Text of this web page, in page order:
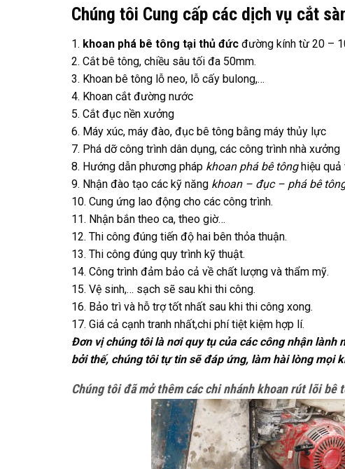
Chúng tôi Cung cấp các dịch vụ cắt
1. khoan phá bê tông tại thủ đức đường kính từ 20 –
2. Cắt bê tông, chiều sâu tối đa 50mm.
3. Khoan bê tông lỗ neo, lỗ cấy bulong,…
4. Khoan cắt đường nước
5. Cắt đục nền xưởng
6. Máy xúc, máy đào, đục bê tông bằng máy thủy lực
7. Phá dỡ công trình dân dụng, các công trình nhà xưởng
8. Hướng dẫn phương pháp khoan phá bê tônghiệu quả
9. Nhận đào tạo các kỹ năng khoan – đục – phá bê
10. Cung ứng lao động cho các công trình.
11. Nhận bắn theo ca, theo giờ…
12. Thi công đúng tiến độ hai bên thỏa thuận.
13. Thi công đúng quy trình kỹ thuật.
14. Công trình đảm bảo cả về chất lượng và thẩm mỹ.
15. Vệ sinh,… sạch sẽ sau khi thi công.
16. Bảo trì và hỗ trợ tốt nhất sau khi thi công xong.
17. Giá cả cạnh tranh nhất,chi phí tiệt kiệm hợp lí.
Đơn vị chúng tôi là nơi quy tụ của các công nhận
bởi thế, chúng tôi tự tin sẽ đáp ứng, làm hài lòng mọi
Chúng tôi đã mở thêm các chi nhánh khoan rút lõi